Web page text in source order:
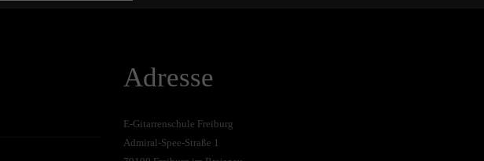
Adresse
E-Gitarrenschule Freiburg
Admiral-Spee-Straße 1